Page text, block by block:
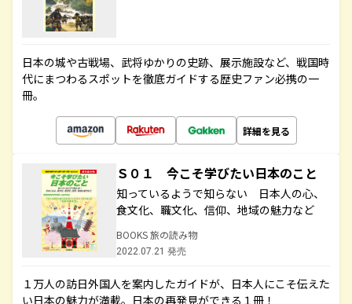
日本の城や古戦場、武将ゆかりの史跡、展示施設など、戦国時
代にまつわるスポットを徹底ガイドする歴史ファン必携の一
冊。
詳細を見る
Ｓ０１ 今こそ学びたい日本のこと
知っているようで知らない 日本人の心、
食文化、職文化、信仰、地域の魅力など
BOOKS 旅の読み物
2022.07.21 発売
１万人の訪日外国人を案内したガイドが、日本人にこそ伝えた
い日本の魅力が満載。日本の再発見ができる１冊！